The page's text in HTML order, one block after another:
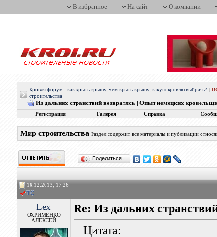
В избранное На сайт О компании
Кровля форум - как крыть крышу, чем крыть крышу, какую кровлю выбрать?
строительства
Из дальних странствий возвратясь | Опыт немецких
Регистрация Галерея Справка
Мир строительства Раздел содержит все материалы и публикации
Поделиться…
16.12.2013, 17:26
Lex
ОХРИМЕНКО
АЛЕКСЕЙ
Re: Из дальних
Цитата: